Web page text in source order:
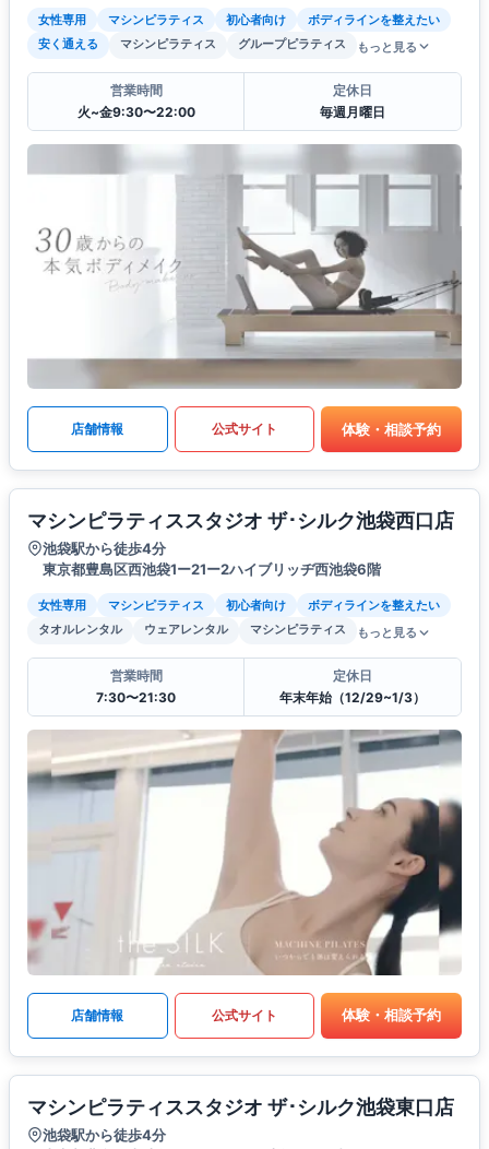
女性専用 マシンピラティス 初心者向け
ボディラインを整えたい
安く通える
マシンピラティス グループピラティス もっと見る
営業時間
火~金9:30〜22:00
定休日
毎週月曜日
店舗情報 公式サイト 体験・相談予約
マシンピラティススタジオ ザ･シルク池袋西口店
池袋駅から徒歩4分
東京都豊島区西池袋1ー21ー2ハイブリッヂ西池袋6階
女性専用 マシンピラティス 初心者向け
ボディラインを整えたい
タオルレンタル
ウェアレンタル マシンピラティス もっと見る
営業時間
7:30〜21:30
定休日
年末年始（12/29~1/3）
店舗情報 公式サイト 体験・相談予約
マシンピラティススタジオ ザ･シルク池袋東口店
池袋駅から徒歩4分